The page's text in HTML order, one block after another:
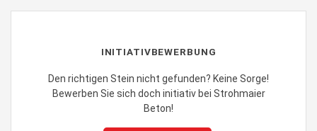
INITIATIVBEWERBUNG
Den richtigen Stein nicht gefunden? Keine Sorge!
Bewerben Sie sich doch initiativ bei Strohmaier
Beton!